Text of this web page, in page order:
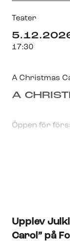
Teater
17:30
A Christmas
A
Öppen för
Upplev
Carol” på